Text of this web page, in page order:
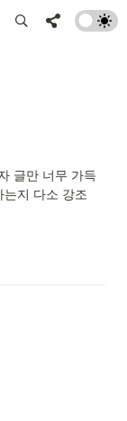
글만 너무 가득
지 다소 강조